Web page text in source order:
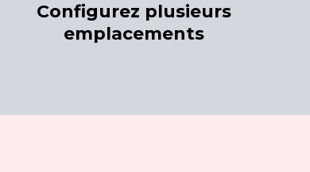
Configurez plusieurs
emplacements